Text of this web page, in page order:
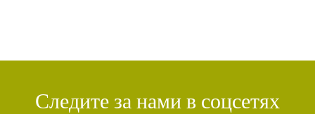
Следите за нами в соцсетях